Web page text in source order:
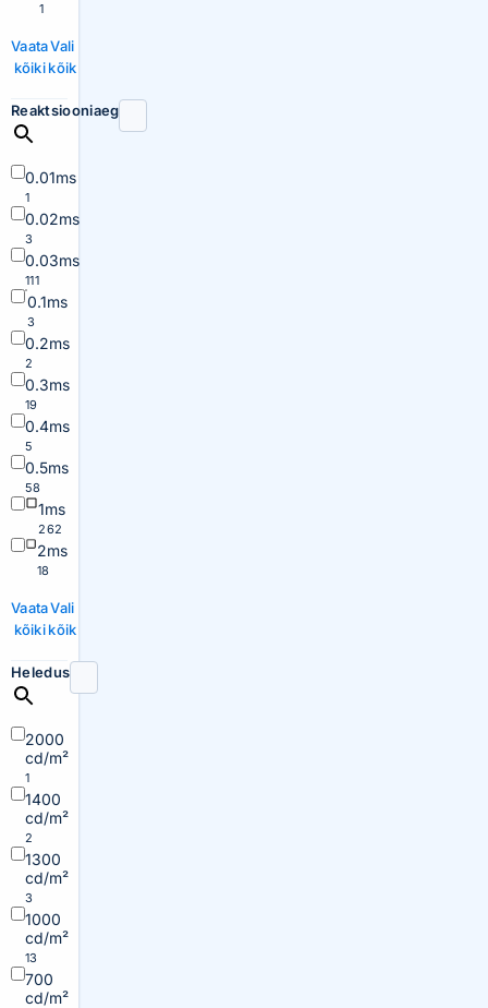
1
Vaata
kõiki
Vali
kõik
Reaktsiooniaeg
0.01ms
1
0.02ms
3
0.03ms
111
0.1ms
3
0.2ms
2
0.3ms
19
0.4ms
5
0.5ms
58
1ms
262
2ms
18
Vaata
kõiki
Vali
kõik
Heledus
2000
cd/m²
1
1400
cd/m²
2
1300
cd/m²
3
1000
cd/m²
13
700
cd/m²